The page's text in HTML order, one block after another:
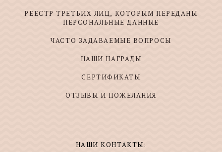
РЕЕСТР ТРЕТЬИХ ЛИЦ, КОТОРЫМ ПЕРЕДАНЫ
ПЕРСОНАЛЬНЫЕ ДАННЫЕ
ЧАСТО ЗАДАВАЕМЫЕ ВОПРОСЫ
НАШИ НАГРАДЫ
СЕРТИФИКАТЫ
ОТЗЫВЫ И ПОЖЕЛАНИЯ
НАШИ КОНТАКТЫ: